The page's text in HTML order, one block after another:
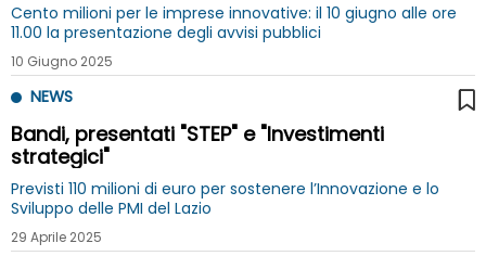
Cento milioni per le imprese innovative: il 10 giugno alle ore
11.00 la presentazione degli avvisi pubblici
10 Giugno 2025
NEWS
Bandi, presentati "STEP" e "Investimenti
strategici"
Previsti 110 milioni di euro per sostenere l’Innovazione e lo
Sviluppo delle PMI del Lazio
29 Aprile 2025